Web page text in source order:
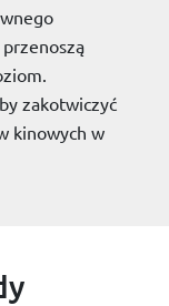
zakotwiczyć
kinowych w